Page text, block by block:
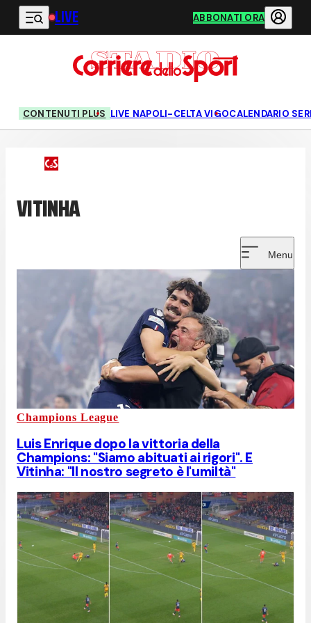
Vai al contenuto principale
LIVE ABBONATI ORA
CONTENUTI PLUS LIVE NAPOLI-CELTA VIGOCALENDARIO
VITINHA
Menu
Champions League
Luis Enrique dopo la vittoria della
Champions: "Siamo abituati ai rigori". E
Vitinha: "Il nostro segreto è l'umiltà"